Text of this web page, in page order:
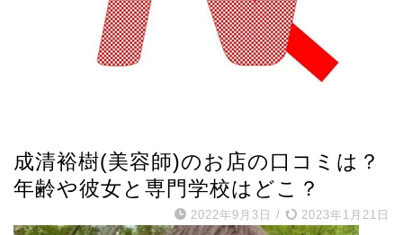
成清裕樹(美容師)のお店の口コミは？
年齢や彼女と専門学校はどこ？
2022年9月3日 / 2023年1月21日